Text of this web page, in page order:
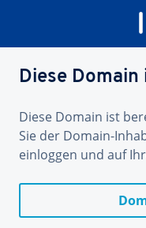
Diese
Diese Domain ist
Sie der Domain-
einloggen und auf